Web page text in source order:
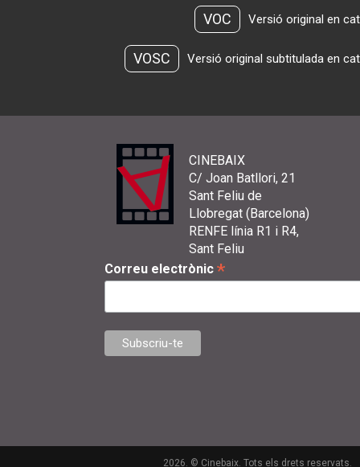
VOC Versió original en
VOSC Versió original subtitulada en
CINEBAIX
C/ Joan Batllori, 21
Sant Feliu de
Llobregat (Barcelona)
RENFE línia R1 i R4,
Sant Feliu
Correu electrònic *
2026. © Cinebaix. Tots els drets reservats.